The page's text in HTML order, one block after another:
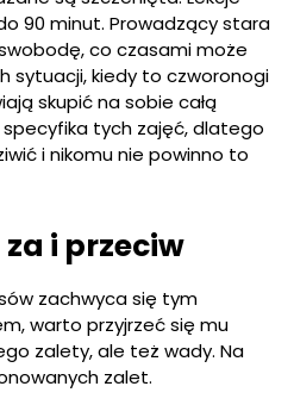
90 minut. Prowadzący stara
co czasami może
sytuacji, kiedy to czworonogi
skupić na sobie całą
tych zajęć, dlatego
i nikomu nie powinno to
i przeciw
zachwyca się tym
warto przyjrzeć się mu
zalety, ale też wady. Na
zalet.